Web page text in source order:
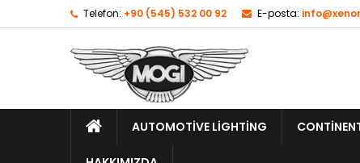
Telefon: +90 (545) 532 00 92 E-posta:
AUTOMOTIVE LIGHTING